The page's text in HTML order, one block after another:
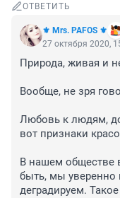
ОТВЕТИТЬ
⚜️ Mrs. PAFOS ⚜️
27 октября 2020,
Природа, живая и
Вообще, не зря
Любовь к людям,
вот признаки
В нашем обществе
быть, мы
деградируем.